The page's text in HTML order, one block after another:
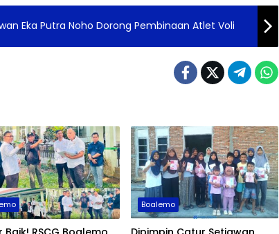
Eka Putra Noho Dorong Pembinaan Atlet Voli
Boalemo